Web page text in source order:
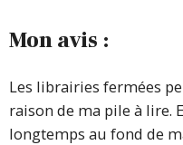
Mon avis :
Les librairies fermées
raison de ma pile à lire.
longtemps au fond de